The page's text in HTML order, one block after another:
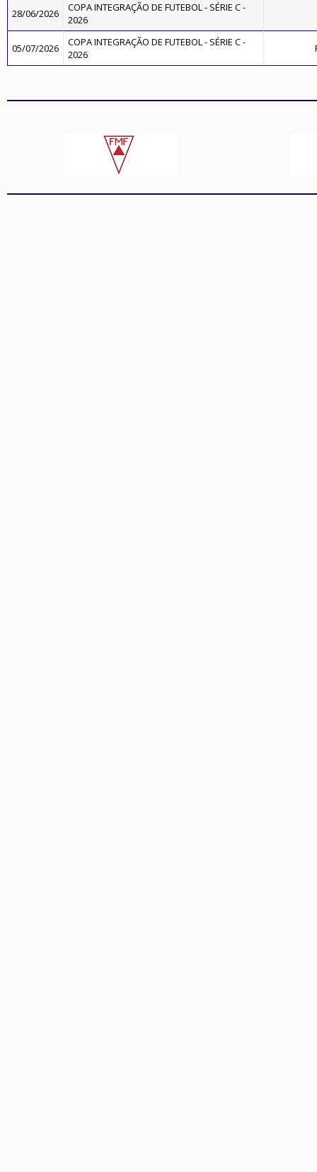
28/06/2026
COPA INTEGRAÇÃO DE FUTEBOL - SÉRIE C -
2026
05/07/2026
COPA INTEGRAÇÃO DE FUTEBOL - SÉRIE C -
2026